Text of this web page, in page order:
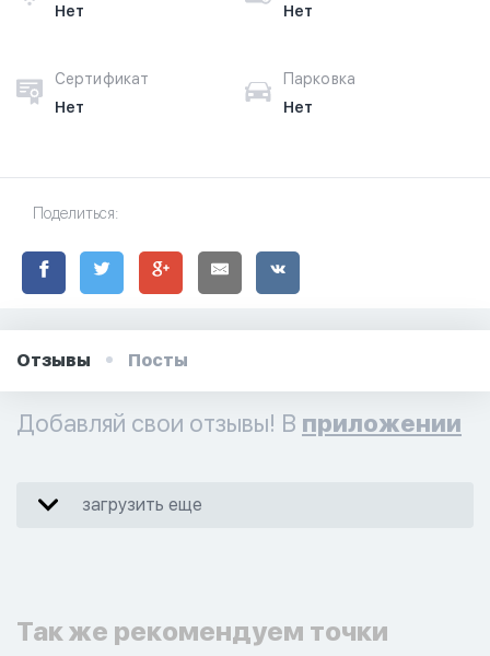
Нет
Нет
Сертификат
Нет
Парковка
Нет
Поделиться:
Отзывы Посты
Добавляй свои отзывы! В приложении
загрузить еще
Так же рекомендуем точки